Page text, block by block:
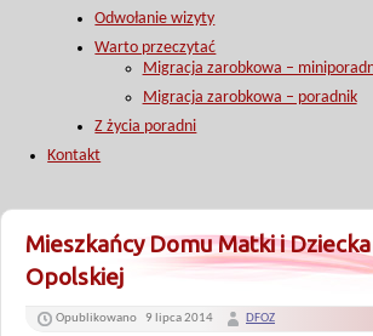
Odwołanie wizyty
Warto przeczytać
Migracja zarobkowa –
Migracja zarobkowa – poradnik
Z życia poradni
Kontakt
Mieszkańcy Domu Matki i
Opolskiej
Opublikowano 9 lipca 2014 DFOZ